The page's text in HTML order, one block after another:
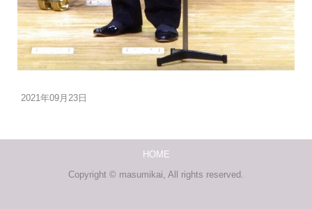
2021年09月23日
HOME
Copyright © masumikai, All rights reserved.